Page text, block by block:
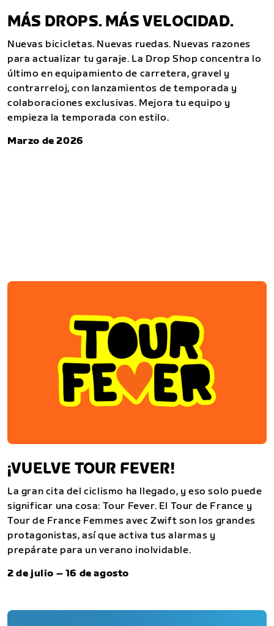
MÁS DROPS. MÁS VELOCIDAD.
Nuevas bicicletas. Nuevas ruedas. Nuevas razones
para actualizar tu garaje. La Drop Shop concentra lo
último en equipamiento de carretera, gravel y
contrarreloj, con lanzamientos de temporada y
colaboraciones exclusivas. Mejora tu equipo y
empieza la temporada con estilo.
Marzo de 2026
¡VUELVE TOUR FEVER!
La gran cita del ciclismo ha llegado, y eso solo puede
significar una cosa: Tour Fever. El Tour de France y
Tour de France Femmes avec Zwift son los grandes
protagonistas, así que activa tus alarmas y
prepárate para un verano inolvidable.
2 de julio – 16 de agosto